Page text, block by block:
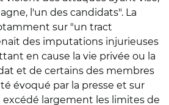
l'un des candidats". La
sur "un tract
des imputations injurieuses
en cause la vie privée ou la
et de certains des membres
évoqué par la presse et sur
excédé largement les limites de